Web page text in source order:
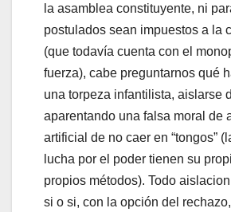
la asamblea constituyente, ni
postulados sean impuestos a la
(que todavía cuenta con el
fuerza), cabe preguntarnos qué
una torpeza infantilista, aislarse
aparentando una falsa moral de
artificial de no caer en “tongos”
lucha por el poder tienen su
propios métodos). Todo
si o si, con la opción del